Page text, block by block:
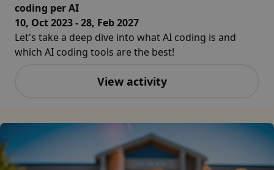
coding per AI
10, Oct 2023 - 28, Feb 2027
Let's take a deep dive into what AI coding is and
which AI coding tools are the best!
View activity